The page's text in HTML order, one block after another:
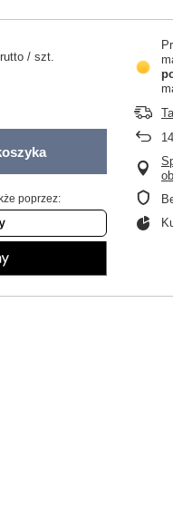
/ szt.
poprzez:
14